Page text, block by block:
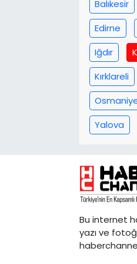
Balıkesir
Edirne
Iğdır
Kırklareli
Yalova
Bu internet
yazı ve